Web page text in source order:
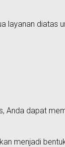
layanan diatas
Anda dapat
menjadi